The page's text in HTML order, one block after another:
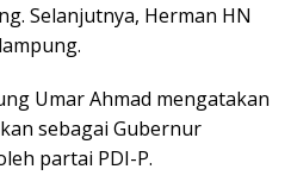
Selanjutnya, Herman HN
Umar Ahmad mengatakan
sebagai Gubernur
partai PDI-P.